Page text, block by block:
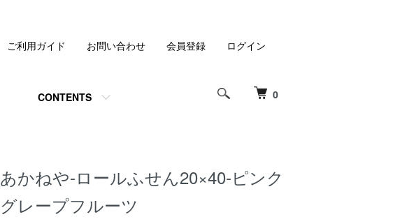
0
CONTENTS
ご利用ガイド お問い合わせ 会員登録 ログイン
あかねや-ロールふせん20×40-ピンク
グレープフルーツ